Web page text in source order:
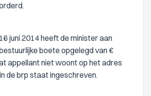
juni 2014 heeft de minister aan
boete opgelegd van €
appellant niet woont op het adres
de brp staat ingeschreven.